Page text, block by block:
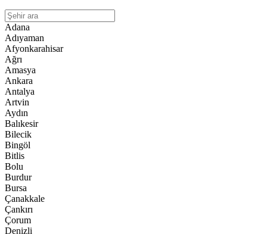
Adana
Adıyaman
Afyonkarahisar
Ağrı
Amasya
Ankara
Antalya
Artvin
Aydın
Balıkesir
Bilecik
Bingöl
Bitlis
Bolu
Burdur
Bursa
Çanakkale
Çankırı
Çorum
Denizli